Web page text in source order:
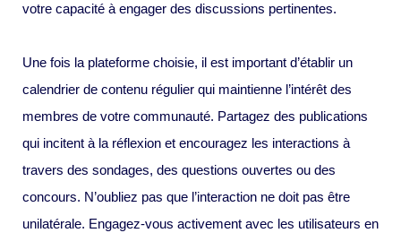
votre capacité à engager des discussions pertinentes.
Une fois la plateforme choisie, il est important d’établir un
calendrier de contenu régulier qui maintienne l’intérêt des
membres de votre communauté. Partagez des publications
qui incitent à la réflexion et encouragez les interactions à
travers des sondages, des questions ouvertes ou des
concours. N’oubliez pas que l’interaction ne doit pas être
unilatérale. Engagez-vous activement avec les utilisateurs en